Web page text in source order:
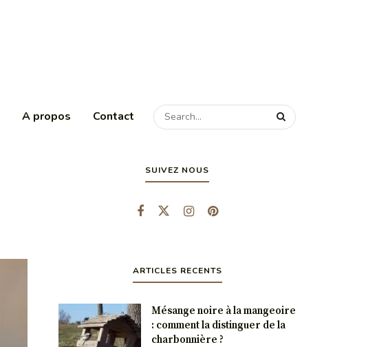
A propos Contact
SUIVEZ NOUS
ARTICLES RECENTS
Mésange noire à la mangeoire
: comment la distinguer de la
charbonnière ?